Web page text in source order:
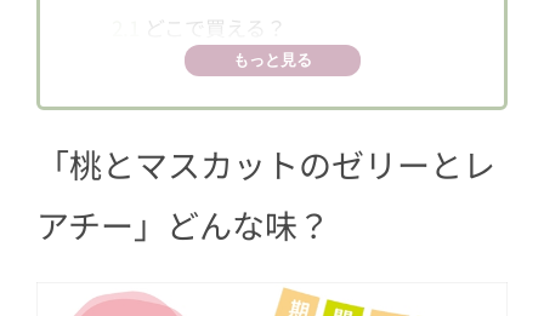
どこで買える？
もっと見る
「桃とマスカットのゼリーとレ
アチー」どんな味？